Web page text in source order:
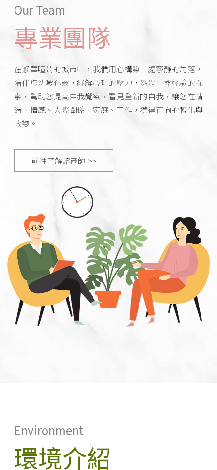
Our Team
專業團隊
在繁華喧鬧的城市中，我們用心構築一處寧靜的角落，
陪伴您沈澱心靈，紓解心理的壓力，透過生命經驗的探
索，幫助您提高自我覺察，看見全新的自我，讓您在情
緒、情感、人際關係、家庭、工作，獲得正向的轉化與
改變。
前往了解諮商師 >>
Environment
環境介紹